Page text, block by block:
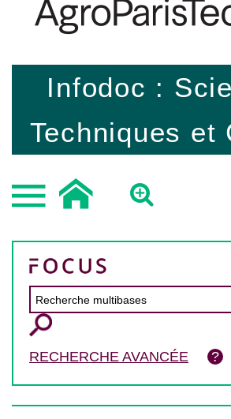
Infodoc :
Techniques et
RECHERCHE AVANCÉE